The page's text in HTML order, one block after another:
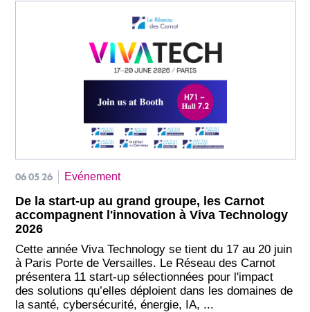
06 05 26 Evénement
De la start-up au grand groupe, les Carnot
accompagnent l'innovation à Viva Technology
2026
Cette année Viva Technology se tient du 17 au 20 juin
à Paris Porte de Versailles. Le Réseau des Carnot
présentera 11 start-up sélectionnées pour l'impact
des solutions qu’elles déploient dans les domaines de
la santé, cybersécurité, énergie, IA, ...